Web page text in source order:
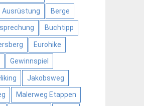
Ausrüstung Berge
Buchtipp
Eurohike
Gewinnspiel
Jakobsweg
Malerweg Etappen